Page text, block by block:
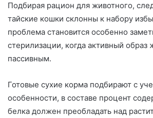
Подбирая рацион для животного,
тайские кошки склонны к набору
проблема становится особенно
стерилизации, когда активный образ
пассивным.
Готовые сухие корма подбирают с
особенности, в составе процент
белка должен преобладать над